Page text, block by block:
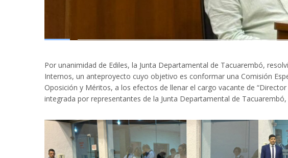
Por unanimidad de Ediles, la Junta Departamental de Tacuarembó,
Internos, un anteproyecto cuyo objetivo es conformar una Comisión
Oposición y Méritos, a los efectos de llenar el cargo vacante de
integrada por representantes de la Junta Departamental de